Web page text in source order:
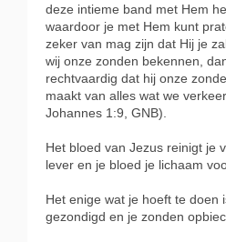
deze intieme band met Hem
waardoor je met Hem kunt
zeker van mag zijn dat Hij je
wij onze zonden bekennen,
rechtvaardig dat hij onze
maakt van alles wat we
Johannes 1:9, GNB).
Het bloed van Jezus reinigt je
lever en je bloed je lichaam
Het enige wat je hoeft te doen
gezondigd en je zonden